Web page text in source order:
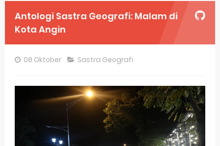
Pembahasan Soal OSN-K Geografi 2025 No 31-35
Pembahasan Soal OSN-K Geografi 2025 No 26-30
Pembahasan Soal OSN-K Geografi 2025 No 16-20
Pembahasan Soal OSN-K Geografi 2025 No 11-15
Pembahasan Soal OSN-K Geografi 2025 No 6-10
Antologi Sastra Geografi: Malam di
Kota Angin
08 Oktober Sastra Geografi